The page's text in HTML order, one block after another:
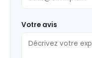
Votre avis